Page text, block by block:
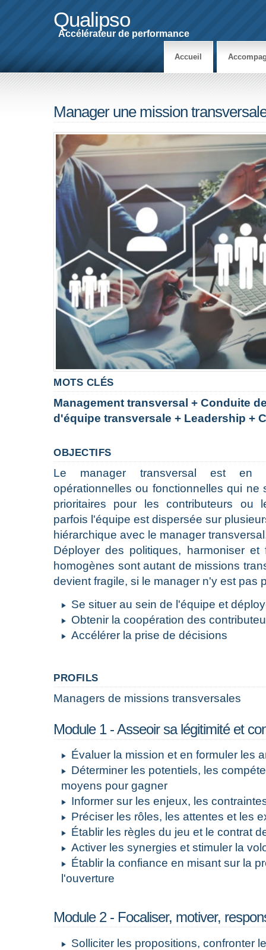
Qualipso
Accélérateur de performance
Accueil
Manager une mission
MOTS CLÉS
Management transversal + Conduite
d'équipe transversale + Leadership +
OBJECTIFS
Le manager transversal est en
opérationnelles ou fonctionnelles qui ne
prioritaires pour les contributeurs ou
parfois l'équipe est dispersée sur
hiérarchique avec le manager
Déployer des politiques, harmoniser
homogènes sont autant de missions
devient fragile, si le manager n'y est pas
Se situer au sein de l'équipe et
Obtenir la coopération des
Accélérer la prise de décisions
PROFILS
Managers de missions transversales
Module 1 - Asseoir sa légitimité et
Évaluer la mission et en formuler les
Déterminer les potentiels, les
moyens pour gagner
Informer sur les enjeux, les
Préciser les rôles, les attentes et les
Établir les règles du jeu et le contrat
Activer les synergies et stimuler la
Établir la confiance en misant sur la
l'ouverture
Module 2 - Focaliser, motiver,
Solliciter les propositions, confronter